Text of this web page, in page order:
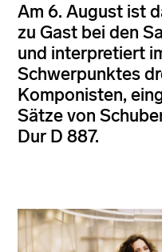
Am 6. August ist
zu Gast bei den
und interpretiert
Schwerpunktes
Komponisten,
Sätze von
Dur D 887.